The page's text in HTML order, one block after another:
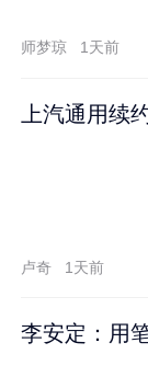
师梦琼 1天前
上汽通用续
卢奇 1天前
李安定：用